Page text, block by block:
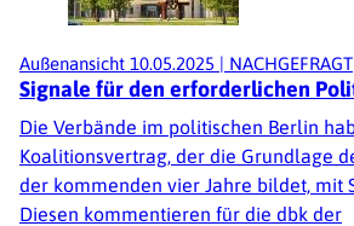
Außenansicht 10.05.2025 | NACHGEFRAGT
Signale für den erforderlichen
Die Verbände im politischen Berlin
Koalitionsvertrag, der die Grundlage
der kommenden vier Jahre bildet, mit
Diesen kommentieren für die dbk der